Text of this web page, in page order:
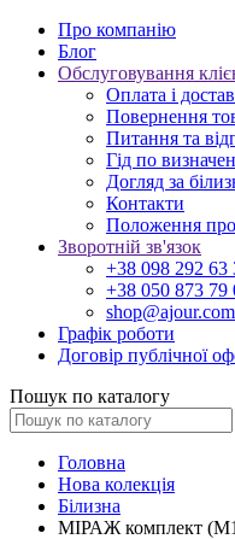
Про компанію
Блог
Обслуговування
Оплата і
Повернення
Питання та
Гід по
Догляд за
Контакти
Положення про
Зворотній зв'язок
+38 098 292 63
+38 050 873 79
shop@ajour.com
Графік роботи
Договір публічної
Пошук по каталогу
Головна
Нова колекція
Білизна
МІРАЖ комплект